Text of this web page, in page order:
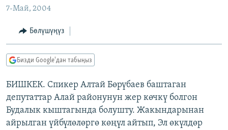
ЭКОНОМИКА
МАДАНИЯТ
БОРБОР АЗИЯ
АТАЙЫН ИЛИКТӨӨ
ТВ ПРОГРАММАЛАР
ЭКСПЕРТТЕР ТАЛДАЙТ
БИЗ ЖАНА ДҮЙНӨ
ДАНИСТЕ
ЭЖЕ-СИҢДИЛЕР
ӨЗГӨЧӨ ПИКИР
Русский
ОНЛАЙН ШЕРИНЕ
7-Май, 2004
Бөлүшүңүз
Бизди Google'дан табыңыз
БИШКЕК. Спикер Алтай Бөрүбаев баштаган
депутаттар Алай районунун жер көчкү болгон
Будалык кыштагында болушту. Жакындарынан
айрылган үйбүлөлөргө көңүл айтып, Эл өкүлдөр